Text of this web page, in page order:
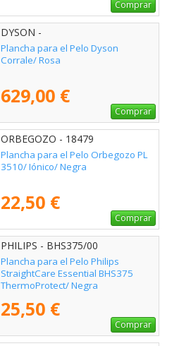
Comprar
DYSON -
Plancha para el Pelo Dyson
Corrale/ Rosa
629,00 €
Comprar
ORBEGOZO - 18479
Plancha para el Pelo Orbegozo PL
3510/ Iónico/ Negra
22,50 €
Comprar
PHILIPS - BHS375/00
Plancha para el Pelo Philips
StraightCare Essential BHS375
ThermoProtect/ Negra
25,50 €
Comprar